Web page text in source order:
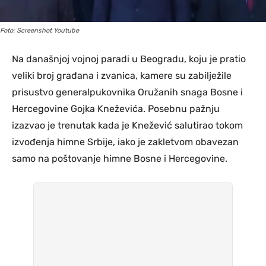
Foto: Screenshot Youtube
Na današnjoj vojnoj paradi u Beogradu, koju je pratio
veliki broj građana i zvanica, kamere su zabilježile
prisustvo generalpukovnika Oružanih snaga Bosne i
Hercegovine Gojka Kneževića. Posebnu pažnju
izazvao je trenutak kada je Knežević salutirao tokom
izvođenja himne Srbije, iako je zakletvom obavezan
samo na poštovanje himne Bosne i Hercegovine.